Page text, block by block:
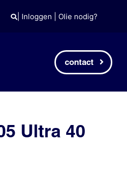
| Inloggen Olie nodig?
contact
Ultra 40